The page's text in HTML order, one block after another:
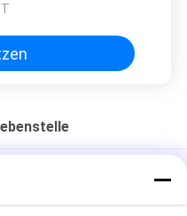
industriellen ölgeschützten